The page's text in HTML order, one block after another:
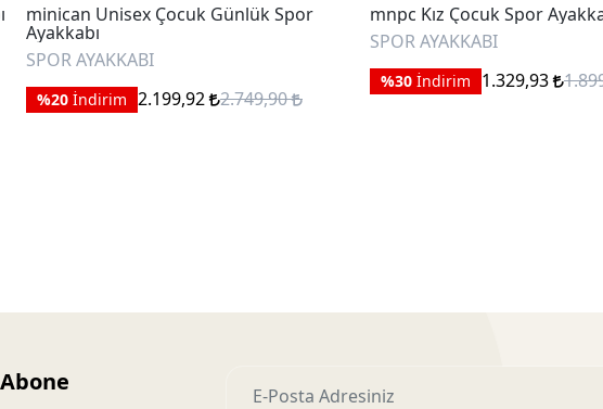
minican Unisex Çocuk Günlük Spor
Ayakkabı
SPOR AYAKKABI
%20 İndirim 2.199,92 2.749,90
mnpc Kız Çocuk Spor
SPOR AYAKKABI
%30 İndirim 1.329,93